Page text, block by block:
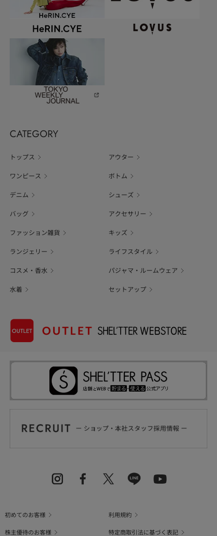
CATEGORY
トップス アウター
ワンピース ボトム
デニム シューズ
バッグ アクセサリー
ファッション雑貨 キッズ
ランジェリー ライフスタイル
コスメ・香水 パジャマ・ルームウェア
水着 セットアップ
初めてのお客様
利用規約
株主優待のお客様
特定商取引法に基づく表記